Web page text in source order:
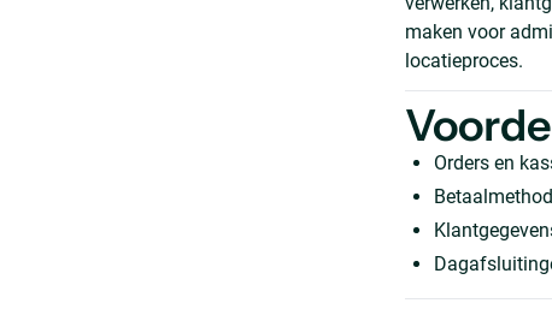
maken voor
locatieproces.
Orders en